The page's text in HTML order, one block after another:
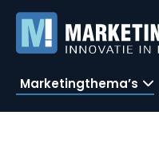
Marketingthema’s